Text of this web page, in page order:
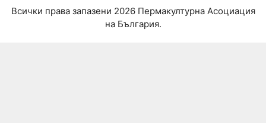
Всички права запазени 2026 Пермакултурна Асоциация
на България.